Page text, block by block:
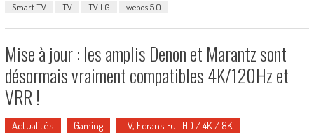
Smart TV
TV TV LG webos 5.0
Mise à jour : les amplis Denon et Marantz sont
désormais vraiment compatibles 4K/120Hz et
VRR !
Actualités Gaming
TV, Écrans Full HD / 4K / 8K